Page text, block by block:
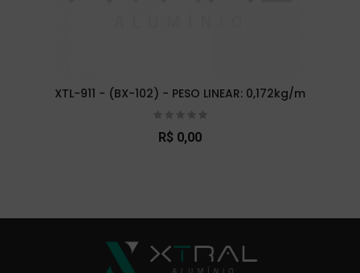
XTL-911 - (BX-102) - PESO LINEAR: 0,172kg/m
R$ 0,00